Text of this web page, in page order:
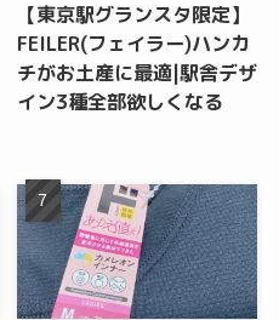
【東京駅グランスタ限定】
FEILER(フェイラー)ハンカ
チがお土産に最適|駅舎デザ
イン3種全部欲しくなる